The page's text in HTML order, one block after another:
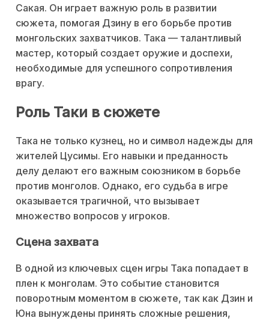
Сакая. Он играет важную роль в развитии
сюжета, помогая Дзину в его борьбе против
монгольских захватчиков. Така — талантливый
мастер, который создает оружие и доспехи,
необходимые для успешного сопротивления
врагу.
Роль Таки в сюжете
Така не только кузнец, но и символ надежды для
жителей Цусимы. Его навыки и преданность
делу делают его важным союзником в борьбе
против монголов. Однако, его судьба в игре
оказывается трагичной, что вызывает
множество вопросов у игроков.
Сцена захвата
В одной из ключевых сцен игры Така попадает в
плен к монголам. Это событие становится
поворотным моментом в сюжете, так как Дзин и
Юна вынуждены принять сложные решения,